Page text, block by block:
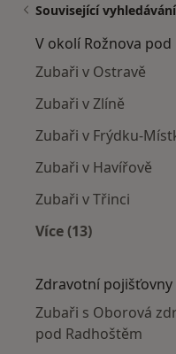
Související vyhledávání
V okolí Rožnova
Zubaři v Ostravě
Zubaři v Zlíně
Zubaři v Frýdku-
Zubaři v Havířově
Zubaři v Třinci
Více (13)
Zdravotní pojišťovny
Zubaři s Oborová
pod Radhoštěm